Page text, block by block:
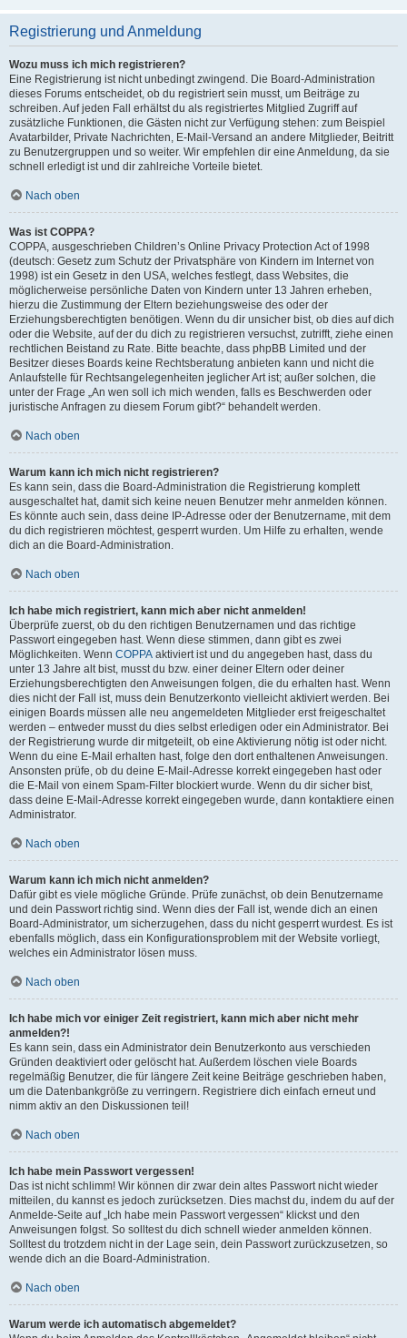
Registrierung und Anmeldung
Wozu muss ich mich registrieren?
Eine Registrierung ist nicht unbedingt zwingend. Die Board-Administration
dieses Forums entscheidet, ob du registriert sein musst, um Beiträge zu
schreiben. Auf jeden Fall erhältst du als registriertes Mitglied Zugriff auf
zusätzliche Funktionen, die Gästen nicht zur Verfügung stehen: zum Beispiel
Avatarbilder, Private Nachrichten, E-Mail-Versand an andere Mitglieder, Beitritt
zu Benutzergruppen und so weiter. Wir empfehlen dir eine Anmeldung, da sie
schnell erledigt ist und dir zahlreiche Vorteile bietet.
Nach oben
Was ist COPPA?
COPPA, ausgeschrieben Children’s Online Privacy Protection Act of 1998
(deutsch: Gesetz zum Schutz der Privatsphäre von Kindern im Internet von
1998) ist ein Gesetz in den USA, welches festlegt, dass Websites, die
möglicherweise persönliche Daten von Kindern unter 13 Jahren erheben,
hierzu die Zustimmung der Eltern beziehungsweise des oder der
Erziehungsberechtigten benötigen. Wenn du dir unsicher bist, ob dies auf dich
oder die Website, auf der du dich zu registrieren versuchst, zutrifft, ziehe einen
rechtlichen Beistand zu Rate. Bitte beachte, dass phpBB Limited und der
Besitzer dieses Boards keine Rechtsberatung anbieten kann und nicht die
Anlaufstelle für Rechtsangelegenheiten jeglicher Art ist; außer solchen, die
unter der Frage „An wen soll ich mich wenden, falls es Beschwerden oder
juristische Anfragen zu diesem Forum gibt?“ behandelt werden.
Nach oben
Warum kann ich mich nicht registrieren?
Es kann sein, dass die Board-Administration die Registrierung komplett
ausgeschaltet hat, damit sich keine neuen Benutzer mehr anmelden können.
Es könnte auch sein, dass deine IP-Adresse oder der Benutzername, mit dem
du dich registrieren möchtest, gesperrt wurden. Um Hilfe zu erhalten, wende
dich an die Board-Administration.
Nach oben
Ich habe mich registriert, kann mich aber nicht anmelden!
Überprüfe zuerst, ob du den richtigen Benutzernamen und das richtige
Passwort eingegeben hast. Wenn diese stimmen, dann gibt es zwei
Möglichkeiten. Wenn COPPA aktiviert ist und du angegeben hast, dass du
unter 13 Jahre alt bist, musst du bzw. einer deiner Eltern oder deiner
Erziehungsberechtigten den Anweisungen folgen, die du erhalten hast. Wenn
dies nicht der Fall ist, muss dein Benutzerkonto vielleicht aktiviert werden. Bei
einigen Boards müssen alle neu angemeldeten Mitglieder erst freigeschaltet
werden – entweder musst du dies selbst erledigen oder ein Administrator. Bei
der Registrierung wurde dir mitgeteilt, ob eine Aktivierung nötig ist oder nicht.
Wenn du eine E-Mail erhalten hast, folge den dort enthaltenen Anweisungen.
Ansonsten prüfe, ob du deine E-Mail-Adresse korrekt eingegeben hast oder
die E-Mail von einem Spam-Filter blockiert wurde. Wenn du dir sicher bist,
dass deine E-Mail-Adresse korrekt eingegeben wurde, dann kontaktiere einen
Administrator.
Nach oben
Warum kann ich mich nicht anmelden?
Dafür gibt es viele mögliche Gründe. Prüfe zunächst, ob dein Benutzername
und dein Passwort richtig sind. Wenn dies der Fall ist, wende dich an einen
Board-Administrator, um sicherzugehen, dass du nicht gesperrt wurdest. Es ist
ebenfalls möglich, dass ein Konfigurationsproblem mit der Website vorliegt,
welches ein Administrator lösen muss.
Nach oben
Ich habe mich vor einiger Zeit registriert, kann mich aber nicht mehr
anmelden?!
Es kann sein, dass ein Administrator dein Benutzerkonto aus verschieden
Gründen deaktiviert oder gelöscht hat. Außerdem löschen viele Boards
regelmäßig Benutzer, die für längere Zeit keine Beiträge geschrieben haben,
um die Datenbankgröße zu verringern. Registriere dich einfach erneut und
nimm aktiv an den Diskussionen teil!
Nach oben
Ich habe mein Passwort vergessen!
Das ist nicht schlimm! Wir können dir zwar dein altes Passwort nicht wieder
mitteilen, du kannst es jedoch zurücksetzen. Dies machst du, indem du auf der
Anmelde-Seite auf „Ich habe mein Passwort vergessen“ klickst und den
Anweisungen folgst. So solltest du dich schnell wieder anmelden können.
Solltest du trotzdem nicht in der Lage sein, dein Passwort zurückzusetzen, so
wende dich an die Board-Administration.
Nach oben
Warum werde ich automatisch abgemeldet?